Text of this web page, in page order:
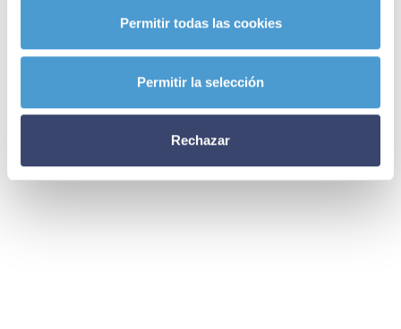
Permitir todas las cookies
Permitir la selección
Rechazar